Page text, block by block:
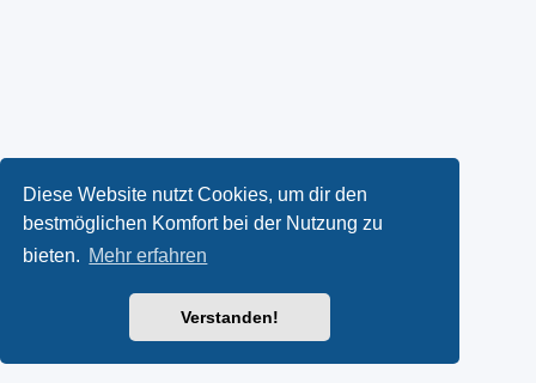
Diese Website nutzt Cookies, um dir den
bestmöglichen Komfort bei der Nutzung zu
bieten. Mehr erfahren
Verstanden!